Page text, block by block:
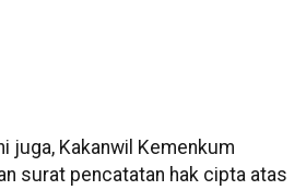
juga, Kakanwil Kemenkum
surat pencatatan hak cipta atas